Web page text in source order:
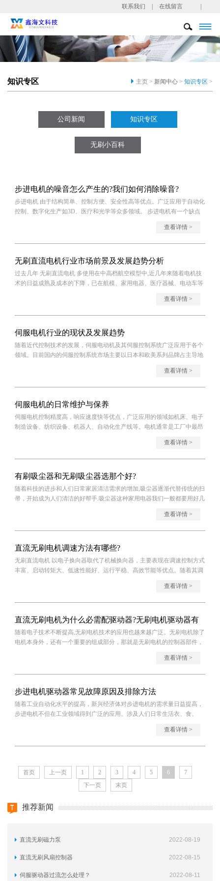
联系我们 在线留言

知识专区 主页 > 新闻中心 > 知识专区 >
公司新闻 知识专区
无刷小百科
步进电机的噪音怎么产生的?我们如何消除噪音?
步进电机 由于结构简单、控制方便、安全性高等优点。广泛应用于自动化
控制、数字化生产如3D、医疗和光学等众多领域。 步进电机有一个缺点
查看详情 >
无刷直流电机行业市场前景及发展趋势分析
过去几年 无刷直流电机 多使用在中高档航空模型中,近几年来随着电机技
术的日益成熟及成本的下降，已在航模、家用电器、医疗器械、电动车等
查看详情 >
伺服电机行业的现状及发展趋势
随着近代控制技术的发展，伺服电动机及其伺服控制系统广泛应用于各个
领域。目前国内的伺服控制系统市场主要以日本和欧美系列品牌占主导地
查看详情 >
伺服电机的日常维护与保养
伺服电机控制精度高，响应速度快等优点，广泛应用的领域如机床、电子
制造设备、纺织设备、机器人、自动化生产线等。电机通常是工厂中最昂
查看详情 >
有刷吸尘器和无刷吸尘器选那个好?
随着科技的进步和人们日常家居清洁需求的增加,吸尘器逐渐代替传统的扫
帚，开始成为人们清洁的好帮手.吸尘器这种家用电器我们一般都要用好几
查看详情 >
直流无刷电机调速方法有哪些?
无刷直流电机 以电子换向器取代了机械换向器，主要表现在调速控制方式
丰富、启动转矩大、低速性能好、运行平稳、高效节能等优点。随着其调
查看详情 >
直流无刷电机为什么必需配驱动器?无刷电机驱动器有
哪些功能特点?
随着电子技术不断提高,无刷电机技术的应用也越来越广泛。无刷电机除了
电机本身外，还有一个重要的组成部分，那就是无刷电机的控制器部件，
查看详情 >
步进电机驱动器常见故障原因及排除方法
随着工业自动化水平的提高，新兴经济体对步进电机的需求量日益提高，
步进电机不但在工业领域得到广泛的应用。涉及人们日常生活衣、食、
查看详情 >
首页 上一页 1 2 3 4 5 6
7
下一页
末页
推荐新闻
2022-08-19
直流无刷磁力泵
2022-08-15
直流无刷风扇控制器
2022-08-11
伺服驱动器过流怎么处理？